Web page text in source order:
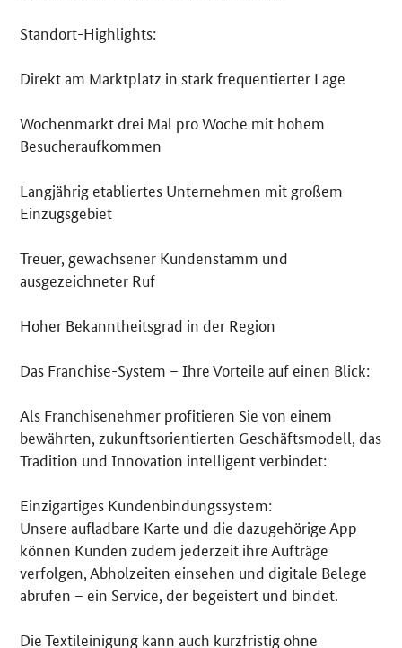
Standort-Highlights:
Direkt am Marktplatz in stark frequentierter Lage
Wochenmarkt drei Mal pro Woche mit hohem
Besucheraufkommen
Langjährig etabliertes Unternehmen mit großem
Einzugsgebiet
Treuer, gewachsener Kundenstamm und
ausgezeichneter Ruf
Hoher Bekanntheitsgrad in der Region
Das Franchise-System – Ihre Vorteile auf einen Blick:
Als Franchisenehmer profitieren Sie von einem
bewährten, zukunftsorientierten Geschäftsmodell, das
Tradition und Innovation intelligent verbindet:
Einzigartiges Kundenbindungssystem:
Unsere aufladbare Karte und die dazugehörige App
können Kunden zudem jederzeit ihre Aufträge
verfolgen, Abholzeiten einsehen und digitale Belege
abrufen – ein Service, der begeistert und bindet.
Die Textileinigung kann auch kurzfristig ohne